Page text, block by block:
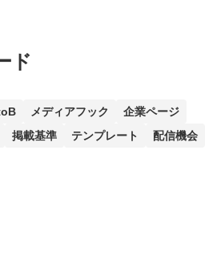
ド
メディアフック
企業ページ
掲載基準 テンプレート
配信機会